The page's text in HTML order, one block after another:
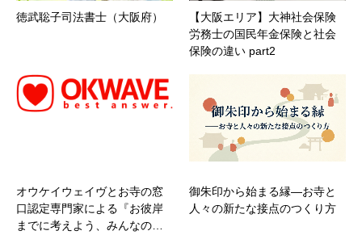
徳武聡子司法書士（大阪府）
【大阪エリア】大神社会保険
労務士の国民年金保険と社会
保険の違い part2
オウケイウェイヴとお寺の窓
口認定専門家による『お彼岸
までに考えよう、みんなの…
御朱印から始まる縁―お寺と
人々の新たな接点のつくり方